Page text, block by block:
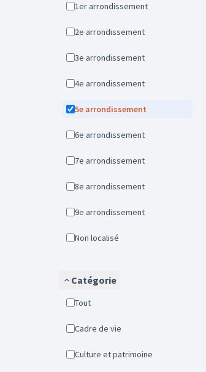
1er arrondissement
2e arrondissement
3e arrondissement
4e arrondissement
5e arrondissement
6e arrondissement
7e arrondissement
8e arrondissement
9e arrondissement
Non localisé
Catégorie
Tout
Cadre de vie
Culture et patrimoine